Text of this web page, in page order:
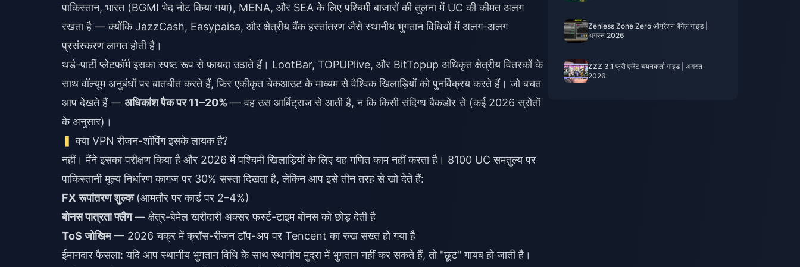
पाकिस्तान, भारत (BGMI भेद नोट किया गया), MENA, और SEA के लिए पश्चिमी बाजारों की तुलना में UC की कीमत अलग
रखता है — क्योंकि JazzCash, Easypaisa, और क्षेत्रीय बैंक हस्तांतरण जैसे स्थानीय भुगतान विधियों में अलग-अलग
प्रसंस्करण लागत होती है।
थर्ड-पार्टी प्लेटफॉर्म इसका स्पष्ट रूप से फायदा उठाते हैं। LootBar, TOPUPlive, और BitTopup अधिकृत क्षेत्रीय वितरकों के
साथ वॉल्यूम अनुबंधों पर बातचीत करते हैं, फिर एकीकृत चेकआउट के माध्यम से वैश्विक खिलाड़ियों को पुनर्विक्रय करते हैं। जो बचत
आप देखते हैं — अधिकांश पैक पर 11–20% — वह उस आर्बिट्राज से आती है, न कि किसी संदिग्ध बैकडोर से (कई 2026 स्रोतों
के अनुसार)।
क्या VPN रीजन-शॉपिंग इसके लायक है?
नहीं। मैंने इसका परीक्षण किया है और 2026 में पश्चिमी खिलाड़ियों के लिए यह गणित काम नहीं करता है। 8100 UC समतुल्य पर
पाकिस्तानी मूल्य निर्धारण कागज पर 30% सस्ता दिखता है, लेकिन आप इसे तीन तरह से खो देते हैं:
FX रूपांतरण शुल्क(आमतौर पर कार्ड पर 2–4%)
बोनस पात्रता फ्लैग— क्षेत्र-बेमेल खरीदारी अक्सर फर्स्ट-टाइम बोनस को छोड़ देती है
ToS जोखिम— 2026 चक्र में क्रॉस-रीजन टॉप-अप पर Tencent का रुख सख्त हो गया है
ईमानदार फैसला: यदि आप स्थानीय भुगतान विधि के साथ स्थानीय मुद्रा में भुगतान नहीं कर सकते हैं, तो "छूट" गायब हो जाती है।
Zenless Zone Zero ऑपरेशन बैगेल गाइड |
अगस्त 2026
ZZZ 3.1 फ्री एजेंट चयनकर्ता गाइड | अगस्त
2026